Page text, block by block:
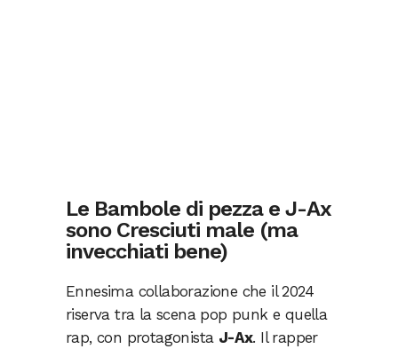
Le Bambole di pezza e J-Ax
sono Cresciuti male (ma
invecchiati bene)
Ennesima collaborazione che il 2024
riserva tra la scena pop punk e quella
rap, con protagonista J-Ax. Il rapper